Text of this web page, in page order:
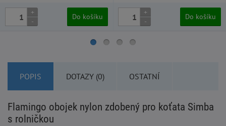
+
-
Do košíku
+
-
Do košíku
POPIS DOTAZY (0) OSTATNÍ
Flamingo obojek nylon zdobený pro koťata Simba
s rolničkou